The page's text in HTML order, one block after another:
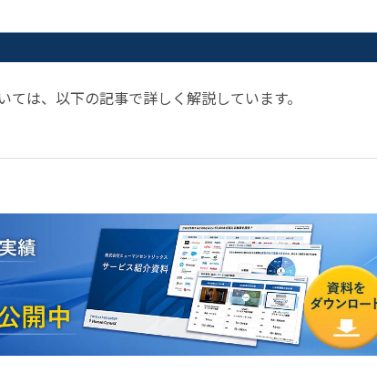
は、以下の記事で詳しく解説しています。